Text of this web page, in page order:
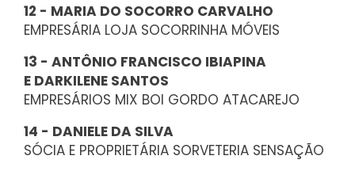
12 - MARIA DO SOCORRO CARVALHO
EMPRESÁRIA LOJA SOCORRINHA MÓVEIS
13 - ANTÔNIO FRANCISCO IBIAPINA
E DARKILENE SANTOS
EMPRESÁRIOS MIX BOI GORDO ATACAREJO
14 - DANIELE DA SILVA
SÓCIA E PROPRIETÁRIA SORVETERIA SENSAÇÃO